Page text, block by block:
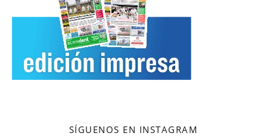
SÍGUENOS EN INSTAGRAM